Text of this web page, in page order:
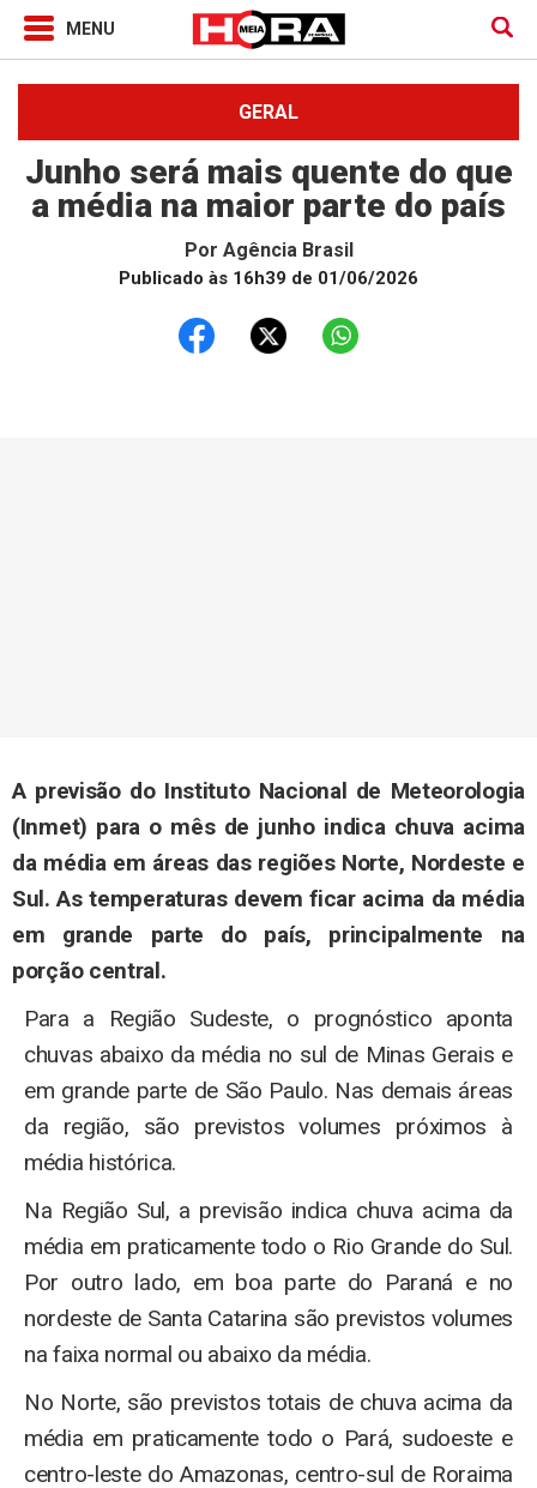
GERAL
Junho será mais quente do que
a média na maior parte do país
Por Agência Brasil
Publicado às 16h39 de 01/06/2026
A previsão do Instituto Nacional de Meteorologia
(Inmet) para o mês de junho indica chuva acima
da média em áreas das regiões Norte, Nordeste e
Sul. As temperaturas devem ficar acima da média
em grande parte do país, principalmente na
porção central.
Para a Região Sudeste, o prognóstico aponta
chuvas abaixo da média no sul de Minas Gerais e
em grande parte de São Paulo. Nas demais áreas
da região, são previstos volumes próximos à
média histórica.
Na Região Sul, a previsão indica chuva acima da
média em praticamente todo o Rio Grande do Sul.
Por outro lado, em boa parte do Paraná e no
nordeste de Santa Catarina são previstos volumes
na faixa normal ou abaixo da média.
No Norte, são previstos totais de chuva acima da
média em praticamente todo o Pará, sudoeste e
centro-leste do Amazonas, centro-sul de Roraima